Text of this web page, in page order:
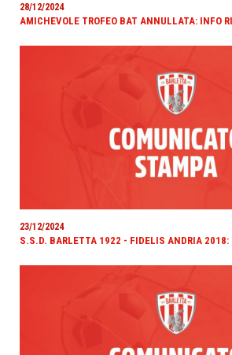
28/12/2024
AMICHEVOLE TROFEO BAT ANNULLATA: INFO
23/12/2024
S.S.D. BARLETTA 1922 - FIDELIS ANDRIA 2018: